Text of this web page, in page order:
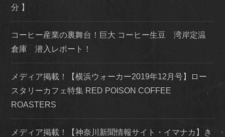
分 】
コーヒー産業の裏舞台！巨大 コーヒー生豆 湾岸定温
倉庫 潜入レポート！
メディア掲載！【横浜ウォーカー2019年12月号】ロー
スタリーカフェ特集 RED POISON COFFEE
ROASTERS
メディア掲載！【神奈川新聞情報サイト・イマナカ】き